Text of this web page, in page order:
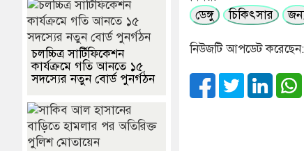
ডেঙ্গু
চিকিৎসার
নিউজটি আপডেট করেছেন:
চলচ্চিত্র সার্টিফিকেশন
কার্যক্রমে গতি আনতে ১৫
সদস্যের নতুন বোর্ড পুনর্গঠন